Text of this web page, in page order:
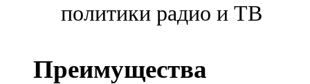
политики радио и ТВ
Преимущества